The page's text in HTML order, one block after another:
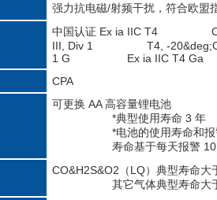
强力抗电磁/射频干扰，符
中国认证 Ex ia IIC T4
III, Div 1 T4, -
1 G Ex ia IIC T4 Ga
CPA
可更换 AA 高容量锂电
*典型使用寿命
*电池的使用寿命和报
寿命基于每天报警 10 分钟
CO&H2S&O2（LQ）典型
其它气体典型寿命大于